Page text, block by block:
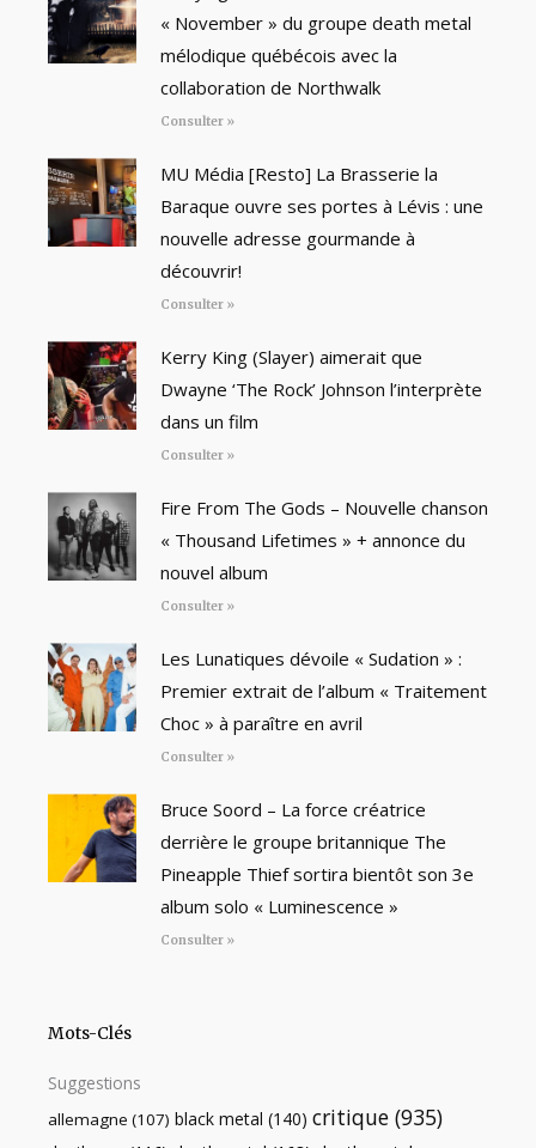
« November » du groupe death metal
mélodique québécois avec la
collaboration de Northwalk
Consulter »
MU Média [Resto] La Brasserie la
Baraque ouvre ses portes à Lévis : une
nouvelle adresse gourmande à
découvrir!
Consulter »
Kerry King (Slayer) aimerait que
Dwayne ‘The Rock’ Johnson l’interprète
dans un film
Consulter »
Fire From The Gods – Nouvelle chanson
« Thousand Lifetimes » + annonce du
nouvel album
Consulter »
Les Lunatiques dévoile « Sudation » :
Premier extrait de l’album « Traitement
Choc » à paraître en avril
Consulter »
Bruce Soord – La force créatrice
derrière le groupe britannique The
Pineapple Thief sortira bientôt son 3e
album solo « Luminescence »
Consulter »
Mots-Clés
Suggestions
allemagne (107) black metal (140) critique (935)